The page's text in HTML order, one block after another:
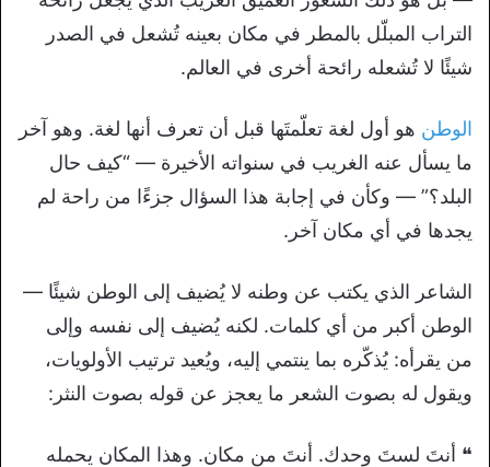
التراب المبلّل بالمطر في مكان بعينه تُشعل في الصدر
شيئًا لا تُشعله رائحة أخرى في العالم.
الوطن هو أول لغة تعلّمتَها قبل أن تعرف أنها لغة. وهو آخر
ما يسأل عنه الغريب في سنواته الأخيرة — “كيف حال
البلد؟” — وكأن في إجابة هذا السؤال جزءًا من راحة لم
يجدها في أي مكان آخر.
الشاعر الذي يكتب عن وطنه لا يُضيف إلى الوطن شيئًا —
الوطن أكبر من أي كلمات. لكنه يُضيف إلى نفسه وإلى
من يقرأه: يُذكّره بما ينتمي إليه، ويُعيد ترتيب الأولويات،
ويقول له بصوت الشعر ما يعجز عن قوله بصوت النثر:
❝ أنتَ لستَ وحدك. أنتَ من مكان. وهذا المكان يحمله